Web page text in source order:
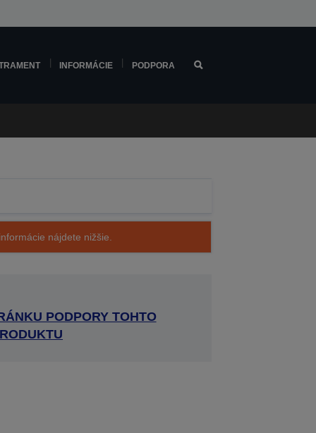
INFORMÁCIE PODPORA
nájdete nižšie.
PODPORY TOHTO